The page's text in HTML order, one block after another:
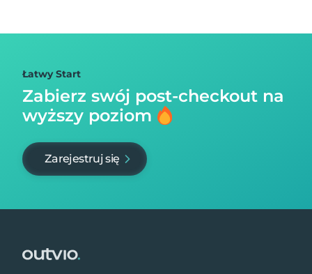
Łatwy Start
Zabierz swój post-checkout na
wyższy poziom
Zarejestruj się